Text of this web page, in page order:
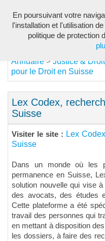
Annuaire > Justice &
pour le Droit en Suisse
Lex Codex,
Suisse
Visiter le site : Lex
Suisse
Dans un monde où les
permanence en Suisse,
solution nouvelle qui vise
des avocats, des études
Cette plateforme a été
travail des personnes qui
en mettant à disposition
les dossiers, à faire des
En poursuivant votre
l'installation et l'utilisation
politique de protection